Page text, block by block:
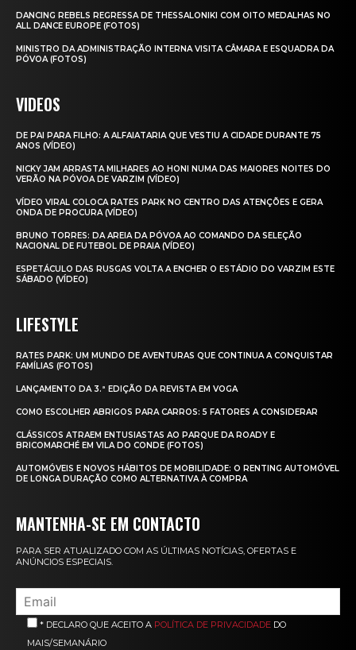
DANCING REBELS REGRESSA DE THESSALONIKI COM OITO MEDALHAS NO
ALL DANCE EUROPE (FOTOS)
MINISTRO DA ADMINISTRAÇÃO INTERNA VISITA CÂMARA E ESQUADRA DA
PÓVOA (FOTOS)
VIDEOS
DE PAI PARA FILHO: A ALFAIATARIA QUE VESTIU A CIDADE DURANTE 75
ANOS (VÍDEO)
NICKY JAM ARRASTA MILHARES AO HONI NUMA DAS MAIORES NOITES DO
VERÃO NA PÓVOA DE VARZIM (VÍDEO)
VÍDEO VIRAL COLOCA RATES PARK NO CENTRO DAS ATENÇÕES E GERA
ONDA DE PROCURA (VÍDEO)
BRUNO TORRES: DA AREIA DA PÓVOA AO COMANDO DA SELEÇÃO
NACIONAL DE FUTEBOL DE PRAIA (VÍDEO)
ESPETÁCULO DAS RUSGAS VOLTA A ENCHER O ESTÁDIO DO VARZIM ESTE
SÁBADO (VÍDEO)
LIFESTYLE
RATES PARK: UM MUNDO DE AVENTURAS QUE CONTINUA A CONQUISTAR
FAMÍLIAS (FOTOS)
LANÇAMENTO DA 3.ª EDIÇÃO DA REVISTA EM VOGA
COMO ESCOLHER ABRIGOS PARA CARROS: 5 FATORES A CONSIDERAR
CLÁSSICOS ATRAEM ENTUSIASTAS AO PARQUE DA ROADY E
BRICOMARCHÉ EM VILA DO CONDE (FOTOS)
AUTOMÓVEIS E NOVOS HÁBITOS DE MOBILIDADE: O RENTING AUTOMÓVEL
DE LONGA DURAÇÃO COMO ALTERNATIVA À COMPRA
MANTENHA-SE EM CONTACTO
PARA SER ATUALIZADO COM AS ÚLTIMAS NOTÍCIAS, OFERTAS E
ANÚNCIOS ESPECIAIS.
* DECLARO QUE ACEITO A POLÍTICA DE PRIVACIDADE DO
MAIS/SEMANÁRIO